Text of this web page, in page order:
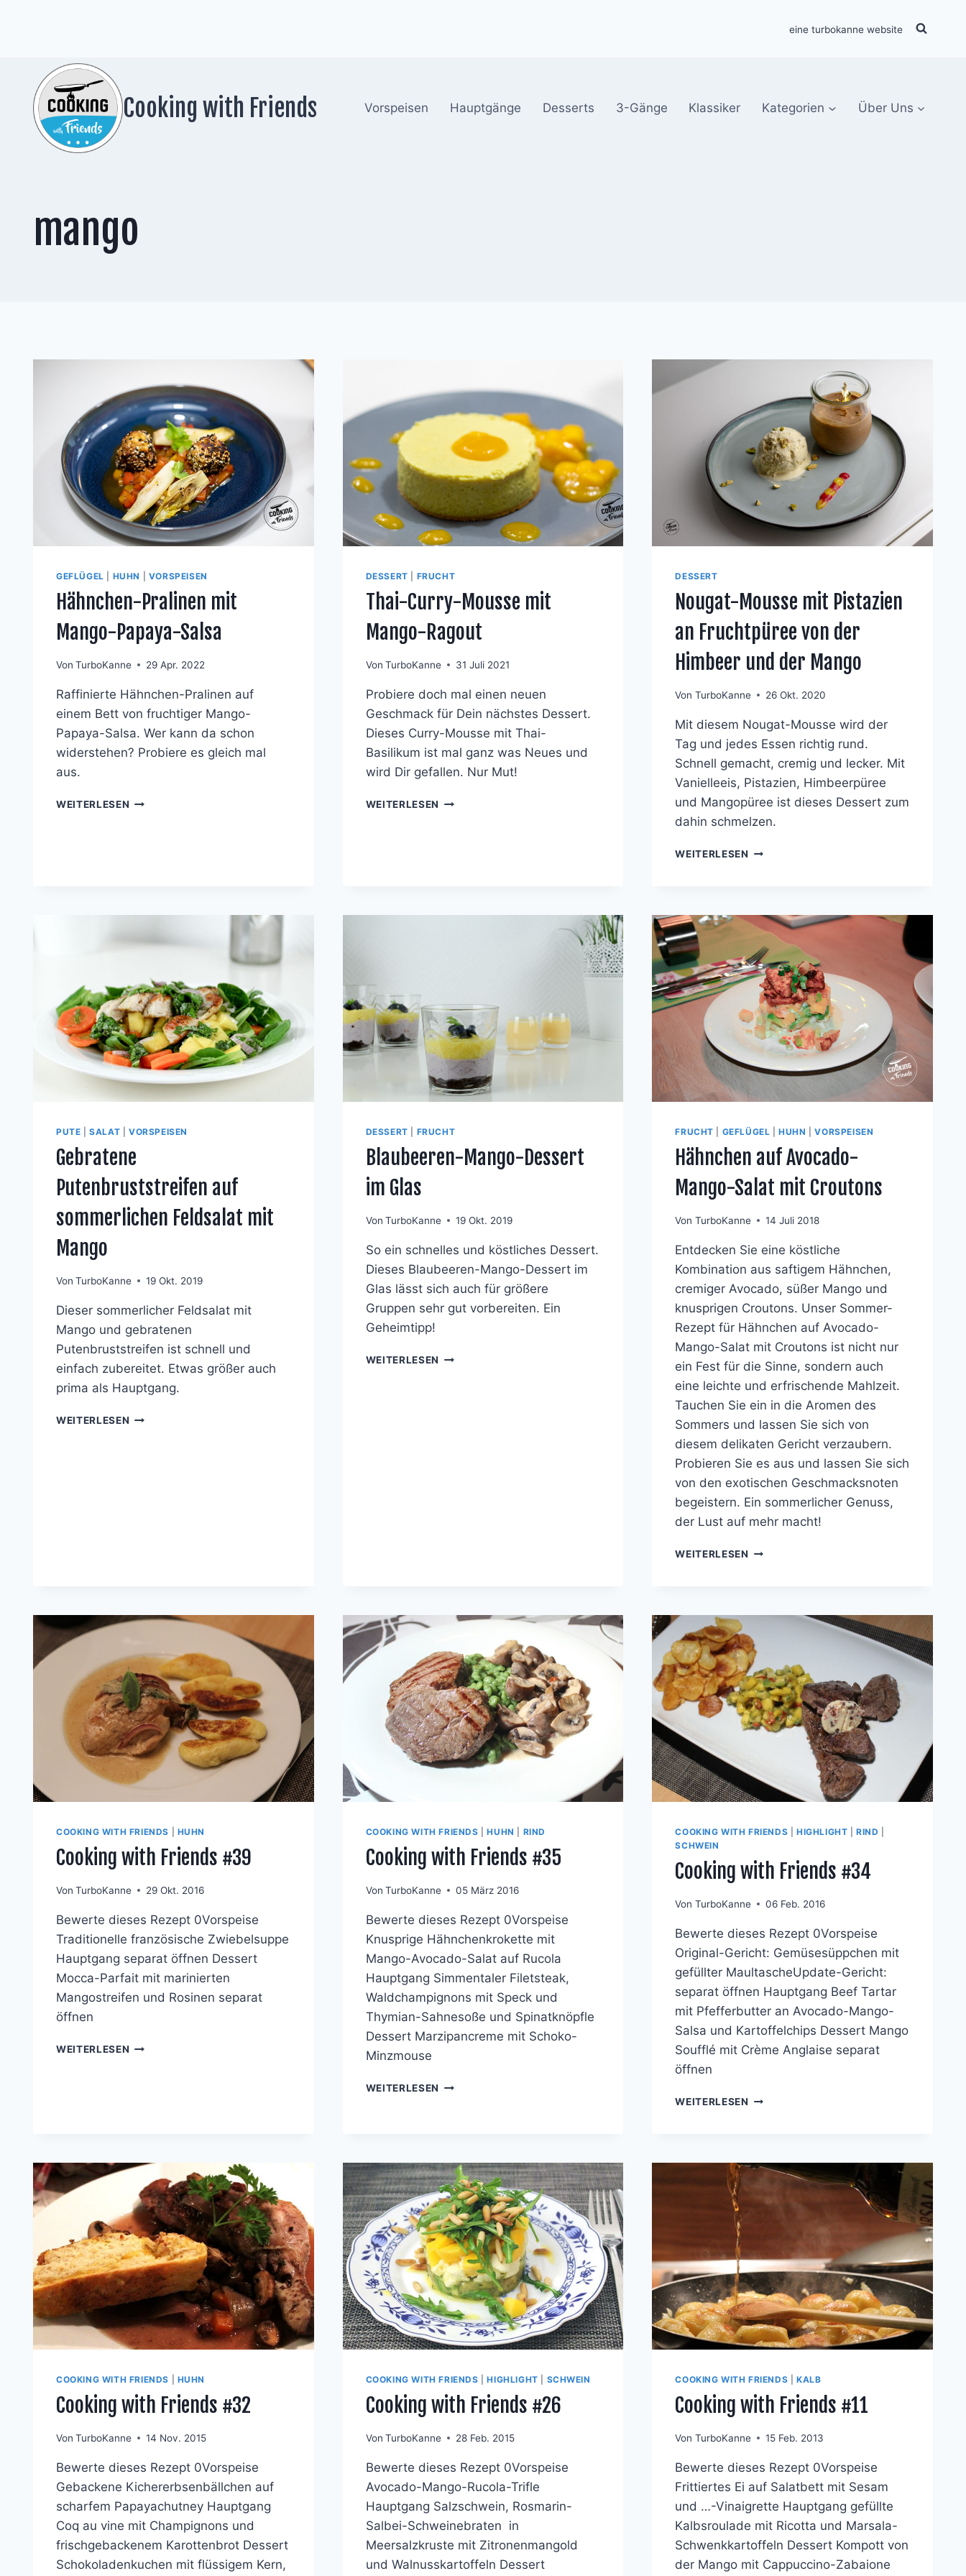
eine turbokanne website
Cooking with Friends Vorspeisen Hauptgänge Desserts 3-Gänge Klassiker Kategorien Über Uns
mango
GEFLÜGEL HUHN VORSPEISEN
Hähnchen-Pralinen mit
Mango-Papaya-Salsa
Von TurboKanne 29 Apr. 2022
Raffinierte Hähnchen-Pralinen auf
einem Bett von fruchtiger Mango-
Papaya-Salsa. Wer kann da schon
widerstehen? Probiere es gleich mal
aus.
WEITERLESEN HÄHNCHEN-
DESSERT FRUCHT
Thai-Curry-Mousse mit
Mango-Ragout
Von TurboKanne 31 Juli 2021
Probiere doch mal einen neuen
Geschmack für Dein nächstes Dessert.
Dieses Curry-Mousse mit Thai-
Basilikum ist mal ganz was Neues und
wird Dir gefallen. Nur Mut!
WEITERLESEN THAI-
DESSERT
Nougat-Mousse mit Pistazien
an Fruchtpüree von der
Himbeer und der Mango
Von TurboKanne 26 Okt. 2020
Mit diesem Nougat-Mousse wird der
Tag und jedes Essen richtig rund.
Schnell gemacht, cremig und lecker. Mit
Vanielleeis, Pistazien, Himbeerpüree
und Mangopüree ist dieses Dessert zum
dahin schmelzen.
WEITERLESEN NOUGAT-
FRUCHTPÜREE
DER
HIMBEER
UND
DER
MANGO
PUTE |SALAT VORSPEISEN
Gebratene
Putenbruststreifen auf
sommerlichen Feldsalat mit
Mango
Von TurboKanne 19 Okt. 2019
Dieser sommerlicher Feldsalat mit
Mango und gebratenen
Putenbruststreifen ist schnell und
einfach zubereitet. Etwas größer auch
prima als Hauptgang.
WEITERLESEN GEBRATENE
DESSERT FRUCHT
Blaubeeren-Mango-Dessert
im Glas
Von TurboKanne 19 Okt. 2019
So ein schnelles und köstliches Dessert.
Dieses Blaubeeren-Mango-Dessert im
Glas lässt sich auch für größere
Gruppen sehr gut vorbereiten. Ein
Geheimtipp!
WEITERLESEN BLAUBEEREN-
FRUCHT GEFLÜGEL |HUHN |VORSPEISEN
Hähnchen auf Avocado-
Mango-Salat mit Croutons
Von TurboKanne 14 Juli 2018
Entdecken Sie eine köstliche
Kombination aus saftigem Hähnchen,
cremiger Avocado, süßer Mango und
knusprigen Croutons. Unser Sommer-
Rezept für Hähnchen auf Avocado-
Mango-Salat mit Croutons ist nicht nur
ein Fest für die Sinne, sondern auch
eine leichte und erfrischende Mahlzeit.
Tauchen Sie ein in die Aromen des
Sommers und lassen Sie sich von
diesem delikaten Gericht verzaubern.
Probieren Sie es aus und lassen Sie sich
von den exotischen Geschmacksnoten
begeistern. Ein sommerlicher Genuss,
der Lust auf mehr macht!
WEITERLESEN HÄHNCHEN
CROUTONS
COOKING WITH FRIENDS HUHN
Cooking with Friends #39
Von TurboKanne 29 Okt. 2016
Bewerte dieses Rezept 0Vorspeise
Traditionelle französische Zwiebelsuppe
Hauptgang separat öffnen Dessert
Mocca-Parfait mit marinierten
Mangostreifen und Rosinen separat
öffnen
WEITERLESEN COOKING
COOKING WITH FRIENDS |HUHN RIND
Cooking with Friends #35
Von TurboKanne 05 März 2016
Bewerte dieses Rezept 0Vorspeise
Knusprige Hähnchenkrokette mit
Mango-Avocado-Salat auf Rucola
Hauptgang Simmentaler Filetsteak,
Waldchampignons mit Speck und
Thymian-Sahnesoße und Spinatknöpfle
Dessert Marzipancreme mit Schoko-
Minzmouse
WEITERLESEN COOKING
COOKING WITH FRIENDS |HIGHLIGHT |RIND
SCHWEIN
Cooking with Friends #34
Von TurboKanne 06 Feb. 2016
Bewerte dieses Rezept 0Vorspeise
Original-Gericht: Gemüsesüppchen mit
gefüllter MaultascheUpdate-Gericht:
separat öffnen Hauptgang Beef Tartar
mit Pfefferbutter an Avocado-Mango-
Salsa und Kartoffelchips Dessert Mango
Soufflé mit Crème Anglaise separat
öffnen
WEITERLESEN COOKING
COOKING WITH FRIENDS HUHN
Cooking with Friends #32
Von TurboKanne 14 Nov. 2015
Bewerte dieses Rezept 0Vorspeise
Gebackene Kichererbsenbällchen auf
scharfem Papayachutney Hauptgang
Coq au vine mit Champignons und
frischgebackenem Karottenbrot Dessert
Schokoladenkuchen mit flüssigem Kern,
COOKING WITH FRIENDS |HIGHLIGHT SCHWEIN
Cooking with Friends #26
Von TurboKanne 28 Feb. 2015
Bewerte dieses Rezept 0Vorspeise
Avocado-Mango-Rucola-Trifle
Hauptgang Salzschwein, Rosmarin-
Salbei-Schweinebraten in
Meersalzkruste mit Zitronenmangold
und Walnusskartoffeln Dessert
COOKING WITH FRIENDS |KALB
Cooking with Friends #11
Von TurboKanne 15 Feb. 2013
Bewerte dieses Rezept 0Vorspeise
Frittiertes Ei auf Salatbett mit Sesam
und …-Vinaigrette Hauptgang gefüllte
Kalbsroulade mit Ricotta und Marsala-
Schwenkkartoffeln Dessert Kompott von
der Mango mit Cappuccino-Zabaione